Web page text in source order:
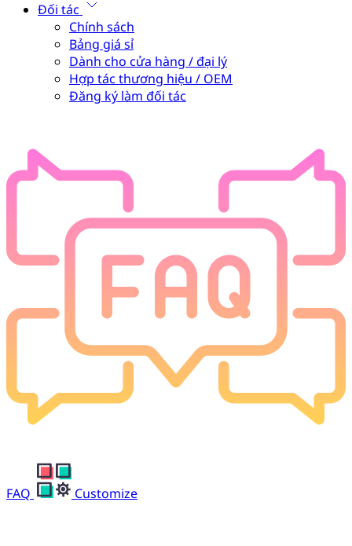
Đối tác
Chính sách
Bảng giá sỉ
Dành cho cửa hàng / đại lý
Hợp tác thương hiệu / OEM
Đăng ký làm đối tác
FAQ Customize